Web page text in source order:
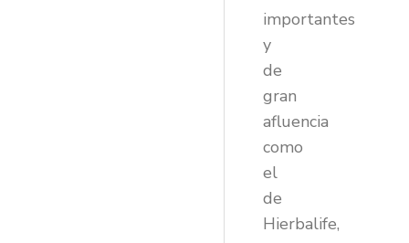
importantes
y
de
gran
afluencia
como
el
de
Hierbalife,